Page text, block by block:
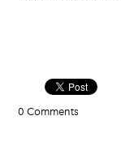
0 Comments